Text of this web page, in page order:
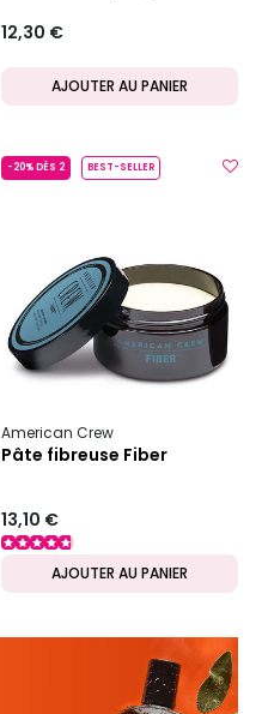
12,30 €
AJOUTER AU PANIER
-20% DÈS 2 BEST-SELLER
American Crew
Pâte fibreuse Fiber
13,10 €
AJOUTER AU PANIER